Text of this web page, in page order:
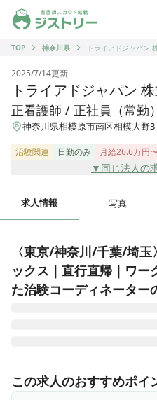
ジストリー 看護師の転職マ
TOP
神奈川県 トライアドジャパン
2025/7/14更新
トライアドジャパン
正看護師 / 正社員（常勤）
神奈川県相模原市南区相模大野
治験関連 日勤のみ 月給26.6万円〜
▼同じ法人の
求人情報 写真
〈東京/神奈川/千葉/埼
ックス｜直行直帰｜ワー
た治験コーディネーター
域（CNS領域）で高度な専門
験施設支援機関）です。
この求人のおすすめポイ